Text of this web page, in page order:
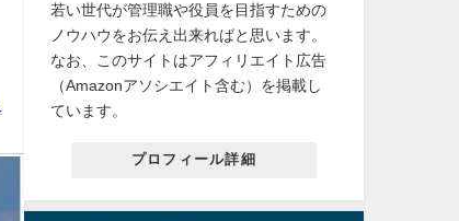
若い世代が管理職や役員を目指すための
ノウハウをお伝え出来ればと思います。
なお、このサイトはアフィリエイト広告
（Amazonアソシエイト含む）を掲載し
ています。
プロフィール詳細